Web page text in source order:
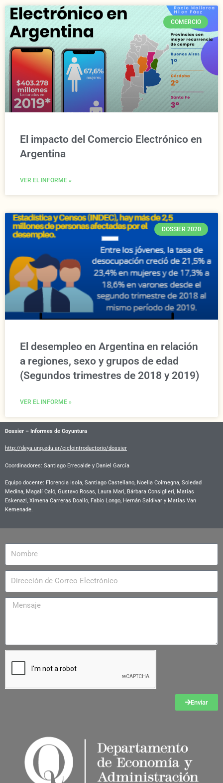
COMERCIO
El impacto del Comercio Electrónico en
Argentina
VER EL INFORME »
DOSSIER 2020
El desempleo en Argentina en relación
a regiones, sexo y grupos de edad
(Segundos trimestres de 2018 y 2019)
VER EL INFORME »
Dossier – Informes de Coyuntura
http://deya.unq.edu.ar/ciclointroductorio/dossier
Coordinadores: Santiago Errecalde y Daniel García
Equipo docente: Florencia Isola, Santiago Castellano, Noelia Colmegna, Soledad
Medina, Magalí Caló, Gustavo Rosas, Laura Mari, Bárbara Consiglieri, Matías
Eskenazi, Ximena Carreras Doallo, Fabio Longo, Hernán Saldivar y Matías Van
Kemenade.
Enviar